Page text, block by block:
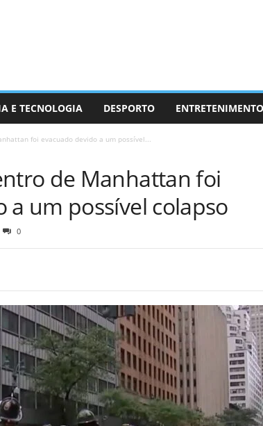
E TECNOLOGIA DESPORTO ENTRETENIMENTO
foi evacuado devido a um possível...
de Manhattan foi
a um possível colapso
0